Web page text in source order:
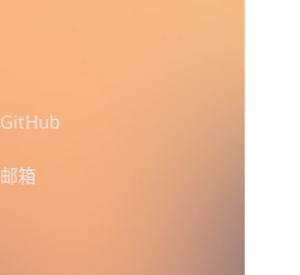
GitHub
邮箱